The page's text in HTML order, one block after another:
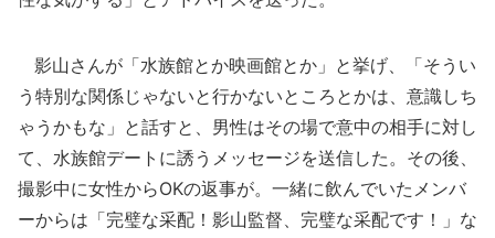
影山さんが「水族館とか映画館とか」と挙げ、「そうい
う特別な関係じゃないと行かないところとかは、意識しち
ゃうかもな」と話すと、男性はその場で意中の相手に対し
て、水族館デートに誘うメッセージを送信した。その後、
撮影中に女性からOKの返事が。一緒に飲んでいたメンバ
ーからは「完璧な采配！影山監督、完璧な采配です！」な